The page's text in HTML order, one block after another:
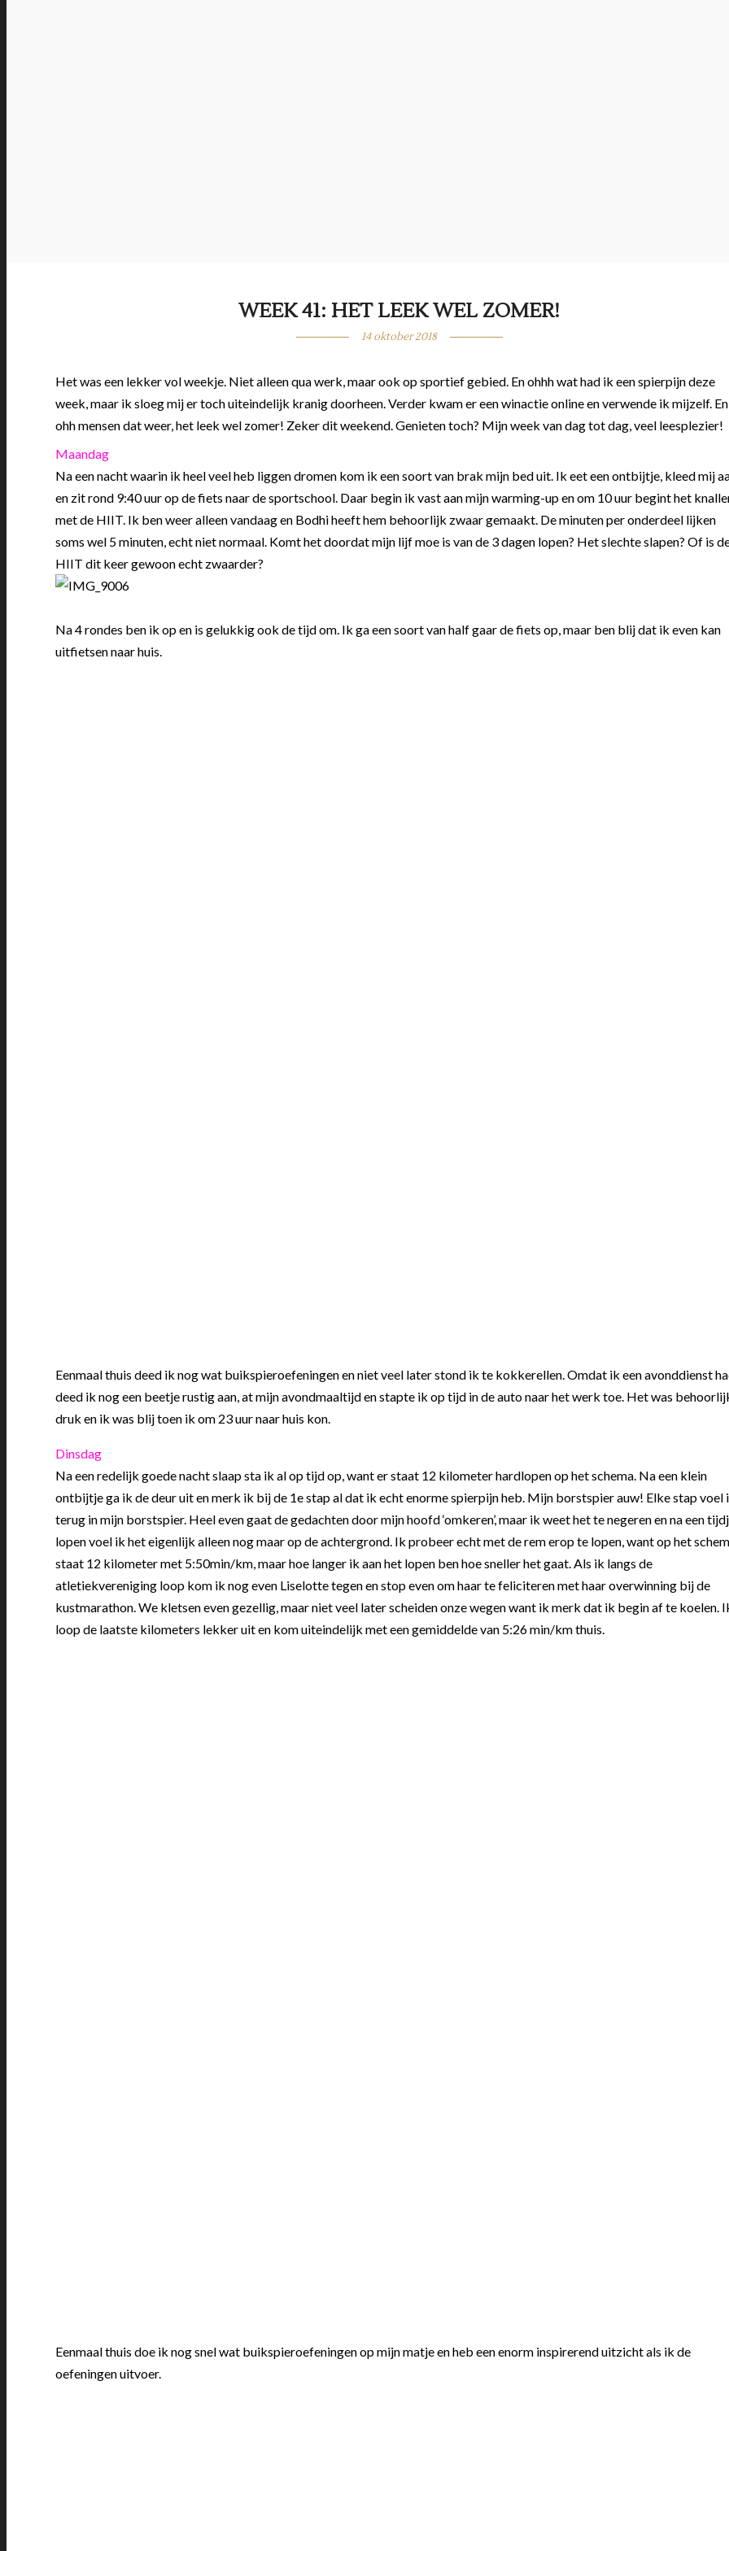
WEEK 41: HET LEEK WEL ZOMER!
14 oktober 2018
Het was een lekker vol weekje. Niet alleen qua werk, maar ook op sportief gebied. En ohhh wat had ik een spierpijn deze
week, maar ik sloeg mij er toch uiteindelijk kranig doorheen. Verder kwam er een winactie online en verwende ik mijzelf. En
ohh mensen dat weer, het leek wel zomer! Zeker dit weekend. Genieten toch? Mijn week van dag tot dag, veel leesplezier!
Maandag
Na een nacht waarin ik heel veel heb liggen dromen kom ik een soort van brak mijn bed uit. Ik eet een ontbijtje, kleed mij
en zit rond 9:40 uur op de fiets naar de sportschool. Daar begin ik vast aan mijn warming-up en om 10 uur begint het
met de HIIT. Ik ben weer alleen vandaag en Bodhi heeft hem behoorlijk zwaar gemaakt. De minuten per onderdeel lijken
soms wel 5 minuten, echt niet normaal. Komt het doordat mijn lijf moe is van de 3 dagen lopen? Het slechte slapen? Of is
HIIT dit keer gewoon echt zwaarder?
Na 4 rondes ben ik op en is gelukkig ook de tijd om. Ik ga een soort van half gaar de fiets op, maar ben blij dat ik even kan
uitfietsen naar huis.
Eenmaal thuis deed ik nog wat buikspieroefeningen en niet veel later stond ik te kokkerellen. Omdat ik een avonddienst
deed ik nog een beetje rustig aan, at mijn avondmaaltijd en stapte ik op tijd in de auto naar het werk toe. Het was
druk en ik was blij toen ik om 23 uur naar huis kon.
Dinsdag
Na een redelijk goede nacht slaap sta ik al op tijd op, want er staat 12 kilometer hardlopen op het schema. Na een klein
ontbijtje ga ik de deur uit en merk ik bij de 1e stap al dat ik echt enorme spierpijn heb. Mijn borstspier auw! Elke stap voel
terug in mijn borstspier. Heel even gaat de gedachten door mijn hoofd ‘omkeren’, maar ik weet het te negeren en na een
lopen voel ik het eigenlijk alleen nog maar op de achtergrond. Ik probeer echt met de rem erop te lopen, want op het
staat 12 kilometer met 5:50min/km, maar hoe langer ik aan het lopen ben hoe sneller het gaat. Als ik langs de
atletiekvereniging loop kom ik nog even Liselotte tegen en stop even om haar te feliciteren met haar overwinning bij de
kustmarathon. We kletsen even gezellig, maar niet veel later scheiden onze wegen want ik merk dat ik begin af te koelen.
loop de laatste kilometers lekker uit en kom uiteindelijk met een gemiddelde van 5:26 min/km thuis.
Eenmaal thuis doe ik nog snel wat buikspieroefeningen op mijn matje en heb een enorm inspirerend uitzicht als ik de
oefeningen uitvoer.